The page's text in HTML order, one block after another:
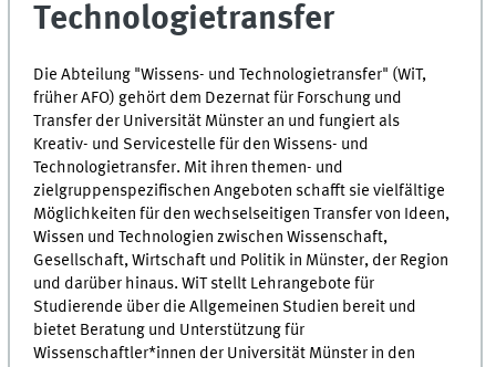
Technologietransfer
Die Abteilung "Wissens- und Technologietransfer" (WiT,
früher AFO) gehört dem Dezernat für Forschung und
Transfer der Universität Münster an und fungiert als
Kreativ- und Servicestelle für den Wissens- und
Technologietransfer. Mit ihren themen- und
zielgruppenspezifischen Angeboten schafft sie vielfältige
Möglichkeiten für den wechselseitigen Transfer von Ideen,
Wissen und Technologien zwischen Wissenschaft,
Gesellschaft, Wirtschaft und Politik in Münster, der Region
und darüber hinaus. WiT stellt Lehrangebote für
Studierende über die Allgemeinen Studien bereit und
bietet Beratung und Unterstützung für
Wissenschaftler*innen der Universität Münster in den